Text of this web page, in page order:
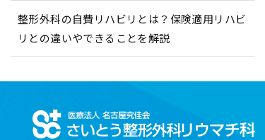
整形外科の自費リハビリとは？保険適用リハビ
リとの違いやできることを解説